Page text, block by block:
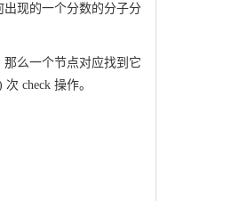
出现的一个分数的分子分
么一个节点对应找到它
次 check 操作。